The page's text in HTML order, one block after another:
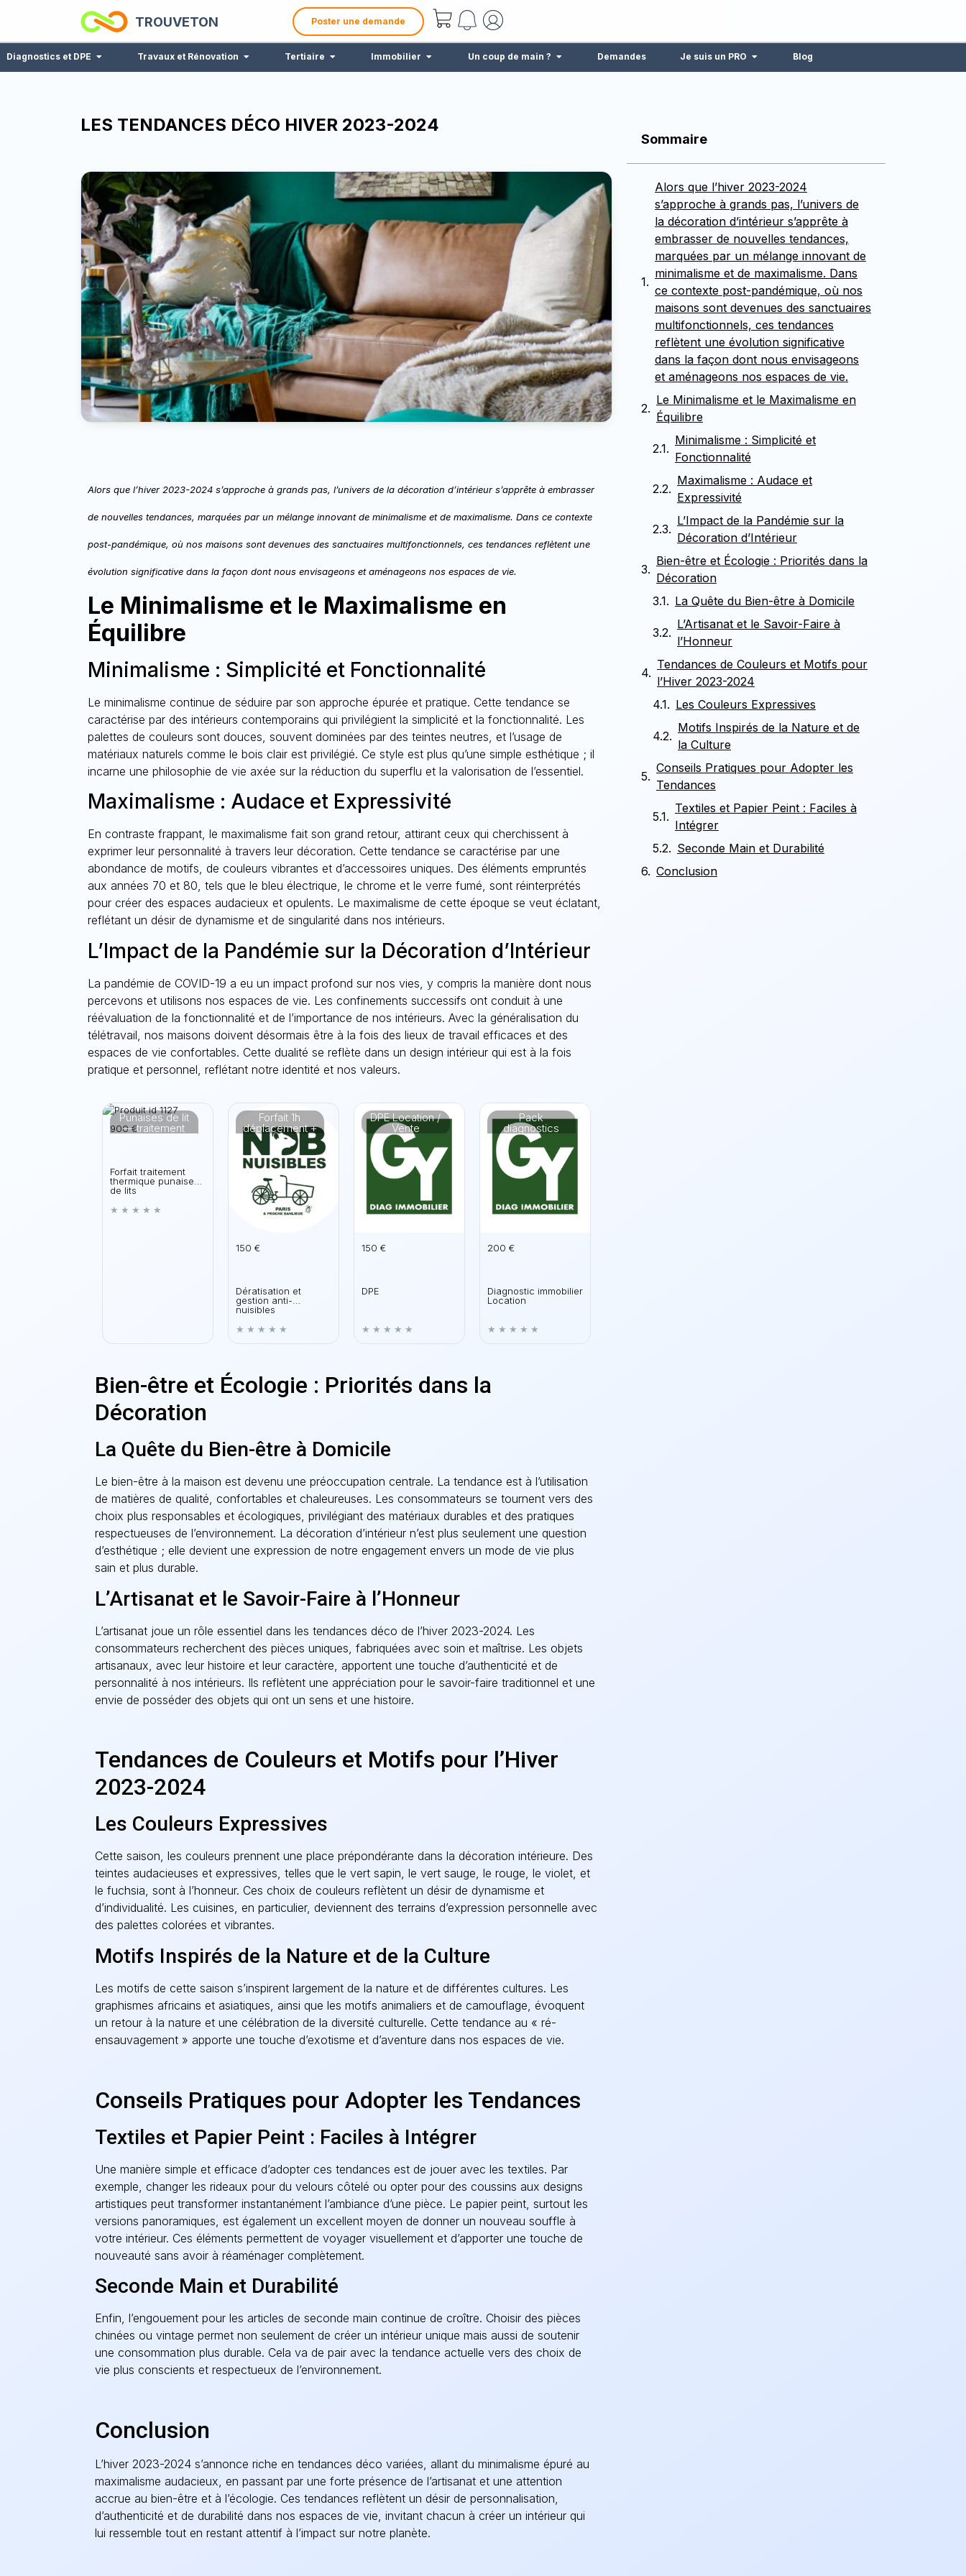
TROUVETON Poster une demande
Diagnostics et DPE Travaux et Rénovation Tertiaire Immobilier Un coup de main ? Demandes Je suis un PRO Blog
LES TENDANCES DÉCO HIVER 2023-2024
Alors que l’hiver 2023-2024 s’approche à grands pas, l’univers de la décoration d’intérieur s’apprête à embrasser
de nouvelles tendances, marquées par un mélange innovant de minimalisme et de maximalisme. Dans ce contexte
post-pandémique, où nos maisons sont devenues des sanctuaires multifonctionnels, ces tendances reflètent une
évolution significative dans la façon dont nous envisageons et aménageons nos espaces de vie.
Le Minimalisme et le Maximalisme en
Équilibre
Minimalisme : Simplicité et Fonctionnalité
Le minimalisme continue de séduire par son approche épurée et pratique. Cette tendance se
caractérise par des intérieurs contemporains qui privilégient la simplicité et la fonctionnalité. Les
palettes de couleurs sont douces, souvent dominées par des teintes neutres, et l’usage de
matériaux naturels comme le bois clair est privilégié. Ce style est plus qu’une simple esthétique ; il
incarne une philosophie de vie axée sur la réduction du superflu et la valorisation de l’essentiel.
Maximalisme : Audace et Expressivité
En contraste frappant, le maximalisme fait son grand retour, attirant ceux qui cherchissent à
exprimer leur personnalité à travers leur décoration. Cette tendance se caractérise par une
abondance de motifs, de couleurs vibrantes et d’accessoires uniques. Des éléments empruntés
aux années 70 et 80, tels que le bleu électrique, le chrome et le verre fumé, sont réinterprétés
pour créer des espaces audacieux et opulents. Le maximalisme de cette époque se veut éclatant,
reflétant un désir de dynamisme et de singularité dans nos intérieurs.
L’Impact de la Pandémie sur la Décoration d’Intérieur
La pandémie de COVID-19 a eu un impact profond sur nos vies, y compris la manière dont nous
percevons et utilisons nos espaces de vie. Les confinements successifs ont conduit à une
réévaluation de la fonctionnalité et de l’importance de nos intérieurs. Avec la généralisation du
télétravail, nos maisons doivent désormais être à la fois des lieux de travail efficaces et des
espaces de vie confortables. Cette dualité se reflète dans un design intérieur qui est à la fois
pratique et personnel, reflétant notre identité et nos valeurs.
Punaises de lit
— traitement
900 €
Forfait traitement
thermique punaises
de lits
Forfait 1h
déplacement +
main d'oeuvre
bricolage
150 €
Dératisation et
gestion anti-
nuisibles
DPE Location /
Vente
150 €
DPE
Pack
diagnostics
obligatoires
Location
200 €
Diagnostic immobilier
Location
Bien-être et Écologie : Priorités dans la
Décoration
La Quête du Bien-être à Domicile
Le bien-être à la maison est devenu une préoccupation centrale. La tendance est à l’utilisation
de matières de qualité, confortables et chaleureuses. Les consommateurs se tournent vers des
choix plus responsables et écologiques, privilégiant des matériaux durables et des pratiques
respectueuses de l’environnement. La décoration d’intérieur n’est plus seulement une question
d’esthétique ; elle devient une expression de notre engagement envers un mode de vie plus
sain et plus durable.
L’Artisanat et le Savoir-Faire à l’Honneur
L’artisanat joue un rôle essentiel dans les tendances déco de l’hiver 2023-2024. Les
consommateurs recherchent des pièces uniques, fabriquées avec soin et maîtrise. Les objets
artisanaux, avec leur histoire et leur caractère, apportent une touche d’authenticité et de
personnalité à nos intérieurs. Ils reflètent une appréciation pour le savoir-faire traditionnel et une
envie de posséder des objets qui ont un sens et une histoire.
Tendances de Couleurs et Motifs pour l’Hiver
2023-2024
Les Couleurs Expressives
Cette saison, les couleurs prennent une place prépondérante dans la décoration intérieure. Des
teintes audacieuses et expressives, telles que le vert sapin, le vert sauge, le rouge, le violet, et
le fuchsia, sont à l’honneur. Ces choix de couleurs reflètent un désir de dynamisme et
d’individualité. Les cuisines, en particulier, deviennent des terrains d’expression personnelle avec
des palettes colorées et vibrantes.
Motifs Inspirés de la Nature et de la Culture
Les motifs de cette saison s’inspirent largement de la nature et de différentes cultures. Les
graphismes africains et asiatiques, ainsi que les motifs animaliers et de camouflage, évoquent
un retour à la nature et une célébration de la diversité culturelle. Cette tendance au « ré-
ensauvagement » apporte une touche d’exotisme et d’aventure dans nos espaces de vie.
Conseils Pratiques pour Adopter les Tendances
Textiles et Papier Peint : Faciles à Intégrer
Une manière simple et efficace d’adopter ces tendances est de jouer avec les textiles. Par
exemple, changer les rideaux pour du velours côtelé ou opter pour des coussins aux designs
artistiques peut transformer instantanément l’ambiance d’une pièce. Le papier peint, surtout les
versions panoramiques, est également un excellent moyen de donner un nouveau souffle à
votre intérieur. Ces éléments permettent de voyager visuellement et d’apporter une touche de
nouveauté sans avoir à réaménager complètement.
Seconde Main et Durabilité
Enfin, l’engouement pour les articles de seconde main continue de croître. Choisir des pièces
chinées ou vintage permet non seulement de créer un intérieur unique mais aussi de soutenir
une consommation plus durable. Cela va de pair avec la tendance actuelle vers des choix de
vie plus conscients et respectueux de l’environnement.
Conclusion
L’hiver 2023-2024 s’annonce riche en tendances déco variées, allant du minimalisme épuré au
maximalisme audacieux, en passant par une forte présence de l’artisanat et une attention
accrue au bien-être et à l’écologie. Ces tendances reflètent un désir de personnalisation,
d’authenticité et de durabilité dans nos espaces de vie, invitant chacun à créer un intérieur qui
lui ressemble tout en restant attentif à l’impact sur notre planète.
Sommaire
Alors que l’hiver 2023-2024
s’approche à grands pas, l’univers de
la décoration d’intérieur s’apprête à
embrasser de nouvelles tendances,
marquées par un mélange innovant de
minimalisme et de maximalisme. Dans
ce contexte post-pandémique, où nos
maisons sont devenues des sanctuaires
multifonctionnels, ces tendances
reflètent une évolution significative
dans la façon dont nous envisageons
et aménageons nos espaces de vie.
Le Minimalisme et le Maximalisme en
Équilibre
Minimalisme : Simplicité et
Fonctionnalité
Maximalisme : Audace et
Expressivité
L’Impact de la Pandémie sur la
Décoration d’Intérieur
Bien-être et Écologie : Priorités dans la
Décoration
La Quête du Bien-être à Domicile
L’Artisanat et le Savoir-Faire à
l’Honneur
Tendances de Couleurs et Motifs pour
l’Hiver 2023-2024
Les Couleurs Expressives
Motifs Inspirés de la Nature et de
la Culture
Conseils Pratiques pour Adopter les
Tendances
Textiles et Papier Peint : Faciles à
Intégrer
Seconde Main et Durabilité
Conclusion